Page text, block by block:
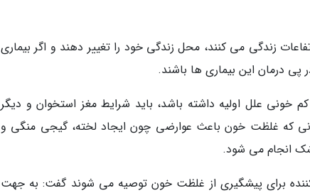
زندگی می کنند، محل زندگی خود را تغییر دهند و اگر بیماری
درمان این بیماری ها باشند.
علل اولیه داشته باشد، باید شرایط مغز استخوان و دیگر
که غلظت خون باعث عوارضی چون ایجاد لخته، گیجی منگی و
انجام می شود.
کننده برای پیشگیری از غلظت خون توصیه می شوند گفت: به جهت